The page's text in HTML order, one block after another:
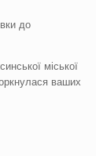
до
міської
ваших